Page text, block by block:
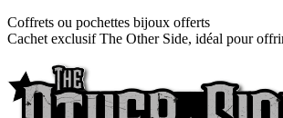
Coffrets ou pochettes bijoux offerts
Cachet exclusif The Other Side, idéal pour